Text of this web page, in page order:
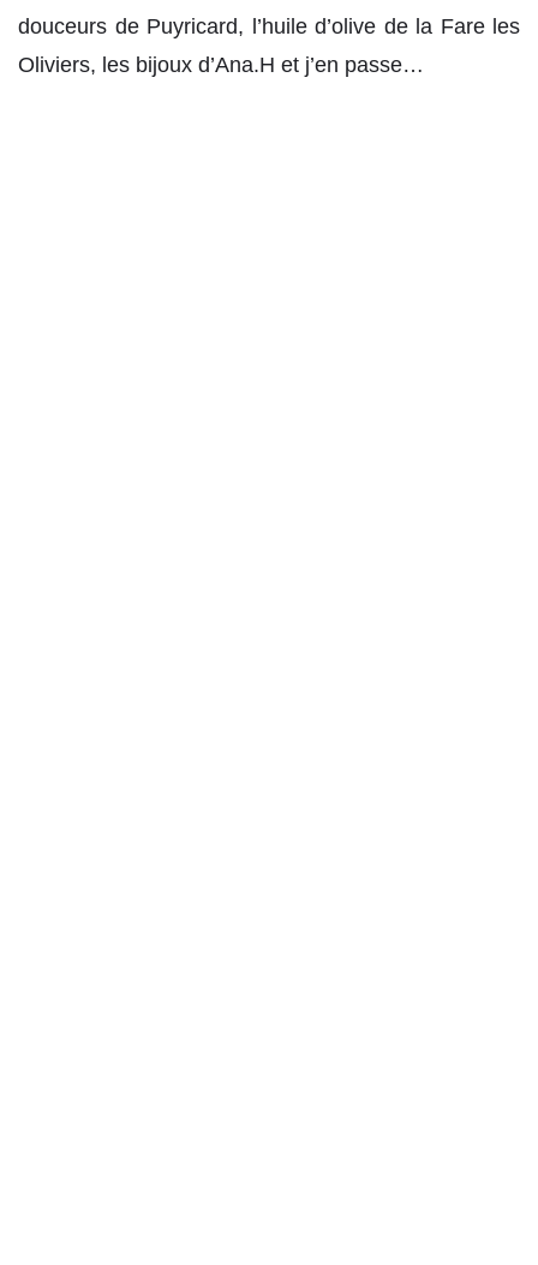
douceurs de Puyricard, l’huile d’olive de la Fare les
Oliviers, les bijoux d’Ana.H et j’en passe…